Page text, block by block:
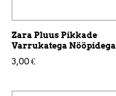
Zara Pluus Pikkade
Varrukatega Nööpidega
3,00 €